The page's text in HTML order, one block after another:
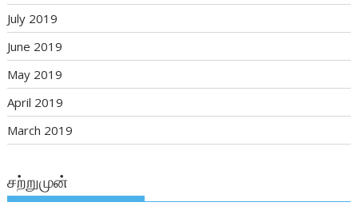
July 2019
June 2019
May 2019
April 2019
March 2019
சற்றுமுன்